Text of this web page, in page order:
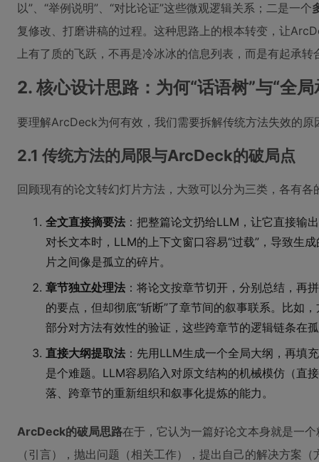
以”、“举例说明”、“对比论证”这些微观逻辑关系；二是一个
复修改、打磨讲稿的过程。这种思路上的根本转变，让
上有了质的飞跃，不再是冷冰冰的信息列表，而是有起承
2. 核心设计思路：为何“话语树”与“全
要理解ArcDeck为何有效，我们需要拆解传统方法失效的
2.1 传统方法的局限与ArcDeck的破局点
回顾现有的论文转幻灯片方法，大致可以分为三类，各有各
全文直接摘要法 ：把整篇论文扔给LLM，让它直接输
对长文本时，LLM的上下文窗口容易“过载”，导致生
片之间像是孤立的碎片。
章节独立处理法 ：将论文按章节切开，分别总结，再
的要点，但却彻底“斩断”了章节间的叙事联系。比如
部分对方法有效性的验证，这些跨章节的逻辑链条在
直接大纲提取法 ：先用LLM生成一个全局大纲，再填
是个难题。LLM容易陷入对原文结构的机械模仿（直
落、跨章节的重新组织和叙事化提炼的能力。
ArcDeck的破局思路在于，它认为一篇好论文本身就是一
（引言），抛出问题（相关工作），提出自己的解决方案